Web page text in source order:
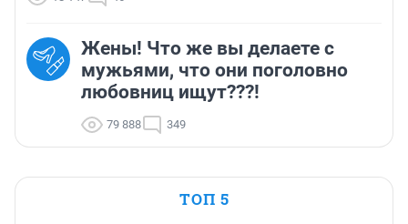
Жены! Что же вы делаете с
мужьями, что они поголовно
любовниц ищут???!
79 888 349
ТОП 5